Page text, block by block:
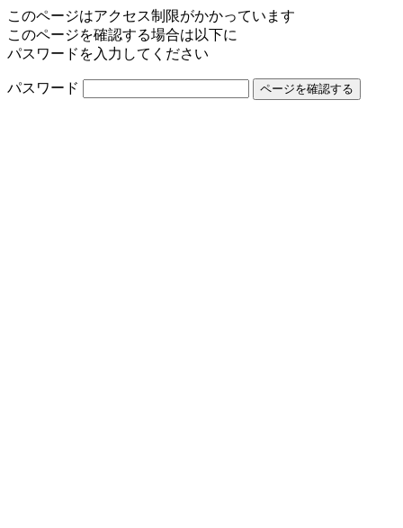
このページはアクセス制限がかかっています
このページを確認する場合は以下に
パスワードを入力してください
パスワード ページを確認する